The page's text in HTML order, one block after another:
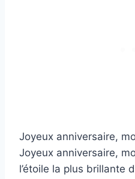
Joyeux anniversaire,
Joyeux anniversaire,
l’étoile la plus brillante